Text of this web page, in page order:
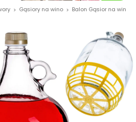
> Gąsiory na wino > Balon Gąsior na wino z